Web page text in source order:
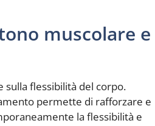
muscolare e
sulla flessibilità del corpo.
permette di rafforzare e
la flessibilità e